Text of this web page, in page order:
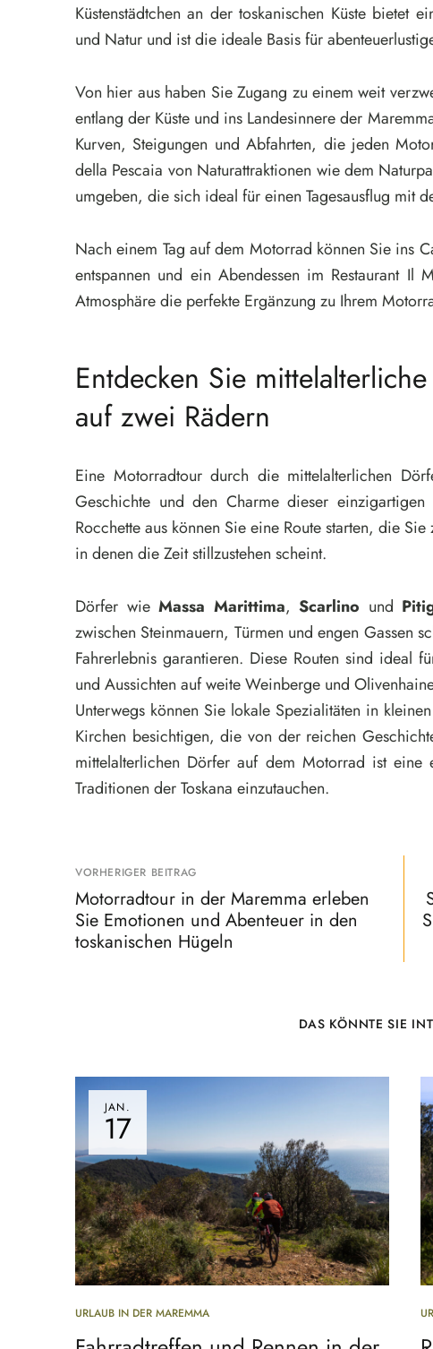
Küstenstädtchen an der toskanischen Küste bietet
und Natur und ist die ideale Basis für
Von hier aus haben Sie Zugang zu einem weit
entlang der Küste und ins Landesinnere der
Kurven, Steigungen und Abfahrten, die jeden
della Pescaia von Naturattraktionen wie dem
umgeben, die sich ideal für einen Tagesausflug mit
Nach einem Tag auf dem Motorrad können Sie ins
entspannen und ein Abendessen im Restaurant Il
Atmosphäre die perfekte Ergänzung zu Ihrem
Entdecken Sie
auf zwei Rädern
Eine Motorradtour durch die mittelalterlichen
Geschichte und den Charme dieser
Rocchette aus können Sie eine Route starten, die
in denen die Zeit stillzustehen scheint.
Dörfer wieMassa Marittima,Scarlino und
zwischen Steinmauern, Türmen und engen Gassen
Fahrerlebnis garantieren. Diese Routen sind ideal
und Aussichten auf weite Weinberge und
Unterwegs können Sie lokale Spezialitäten in
Kirchen besichtigen, die von der reichen
mittelalterlichen Dörfer auf dem Motorrad ist
Traditionen der Toskana einzutauchen.
VORHERIGER BEITRAG
Motorradtour in der Maremma erleben
Sie Emotionen und Abenteuer in den
toskanischen Hügeln
DAS KÖNNTE SIE
JAN.
17
URLAUB IN DER MAREMMA